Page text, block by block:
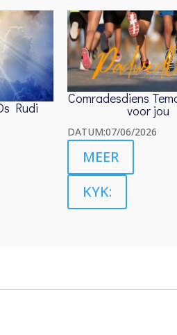
Rudi
Comradesdiens
voor jou
DATUM:07/06/2026
MEER
KYK: